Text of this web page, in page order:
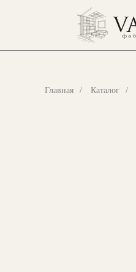
Главная / Каталог /